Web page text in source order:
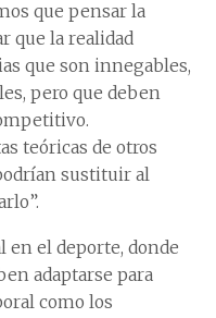
que pensar la
que la realidad
que son innegables,
pero que deben
teóricas de otros
sustituir al
en el deporte, donde
adaptarse para
como los